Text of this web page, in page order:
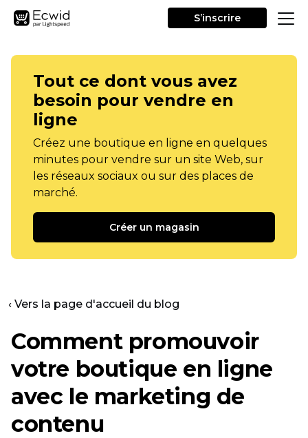
S’inscrire
Tout ce dont vous avez
besoin pour vendre en
ligne
Créez une boutique en ligne en quelques
minutes pour vendre sur un site Web, sur
les réseaux sociaux ou sur des places de
marché.
Créer un magasin
‹ Vers la page d'accueil du blog
Comment promouvoir
votre boutique en ligne
avec le marketing de
contenu